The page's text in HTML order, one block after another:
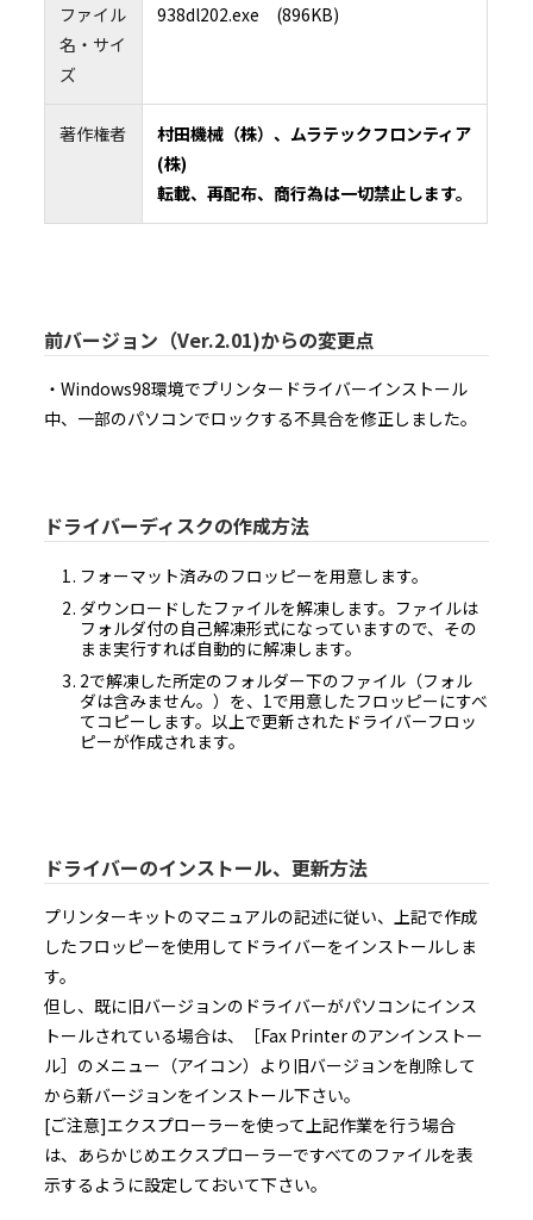
6.5 村田機械及び村田機械のライセンサーは、本ソフトウェアに関し、第三者の特許
の他の知的財産権に対する侵害がないことを保証するものではなく、お客様が本ソフ
し、第三者から知的財産権侵害の主張（警告、訴訟提起を含む）を受けた場合におい
の責任を負いません。但し、村田機械及び／又は村田機械のライセンサーが、本ソフ
客様に提供した時点（村田機械がお客様に本ソフトウェアを含む記録媒体を譲渡した
様が本ソフトウェアをダウンロードした時点）において、第三者の知的財産権の侵害
6.6 6.4項但書、6.5項但書又は法令により村田機械及び村田機械のライセンサーが損
通常発生するものと考えられる損害（いわゆる通常損害）を超える損害については責
ん。
７．契約期間
7.1 お客様が、本ソフトウェアをダウンロード、インストール又は使用するという形
条項に同意した日が、本契約書の効力発生日となります。
って、いつでも本契約を終了させることができます。
び本契約に起因・関連するいかなる紛争も、大阪地方裁判所の専属的管轄権に服する
るものとします。
本ソフトウェアは、日本国及び米国の輸出規制法の対象となります。お客様は、本ソ
適用される両国、及びその他の国の輸出規制法を遵守することに同意されたものとし
１０．米国政府機関のエンドユーザーへの注意
トウェアの使用は、本ソフトウェアが「商用コンピューターソフトウェア」及び「商
ターソフトウェア文書類」であることに関する米国政府の同意と、上記に記載される
に関する承諾を構成するものとみなされます。
１１．本契約書の変更
11.1 村田機械は以下の場合に、村田機械の裁量により、本契約書を変更することがで
（１）本契約書の変更が、お客様の一般の利益に適合するとき。
（２）本契約書の変更が、契約をした目的に反せず、かつ、変更の必要性、変更後の
性、変更の内容その他の変更に係る事情に照らして合理的なものであるとき。
11.2 村田機械は前項による本契約書の変更にあたり、変更後の本契約書の効力発生
までに、本契約書を変更する旨及び変更後の本契約書の内容とその効力発生日を当社
１２．分離可能性
本契約書の一部が、司法上又は行政上の決定により、無効、違法又は法的強制力がな
合は、かかる部分は削除されるものとし、本契約書における他のいかなる条項ならび
性及び法的強制力にも一切影響を与えるものではありません。
ファイル
名・サイ
ズ
938dl202.exe (896KB)
著作権者
村田機械（株）、ムラテックフロンティア
(株)
転載、再配布、商行為は一切禁止します。
前バージョン（Ver.2.01)からの変更点
・Windows98環境でプリンタードライバーインストール
中、一部のパソコンでロックする不具合を修正しました。
ドライバーディスクの作成方法
フォーマット済みのフロッピーを用意します。
ダウンロードしたファイルを解凍します。ファイルは
フォルダ付の自己解凍形式になっていますので、その
まま実行すれば自動的に解凍します。
2で解凍した所定のフォルダー下のファイル（フォル
ダは含みません。）を、1で用意したフロッピーにすべ
てコピーします。以上で更新されたドライバーフロッ
ピーが作成されます。
ドライバーのインストール、更新方法
プリンターキットのマニュアルの記述に従い、上記で作成
したフロッピーを使用してドライバーをインストールしま
す。
但し、既に旧バージョンのドライバーがパソコンにインス
トールされている場合は、［Fax Printer のアンインストー
ル］のメニュー（アイコン）より旧バージョンを削除して
から新バージョンをインストール下さい。
[ご注意]エクスプローラーを使って上記作業を行う場合
は、あらかじめエクスプローラーですべてのファイルを表
示するように設定しておいて下さい。